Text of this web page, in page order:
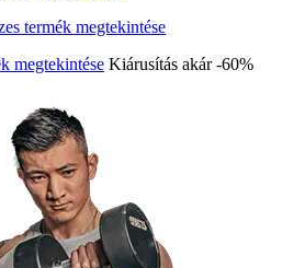
megtekintése Kiárusítás akár -60%